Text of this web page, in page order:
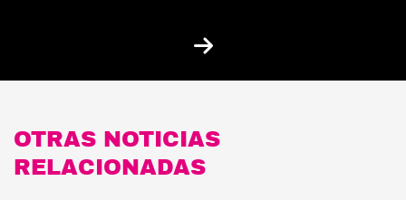
OTRAS NOTICIAS
RELACIONADAS